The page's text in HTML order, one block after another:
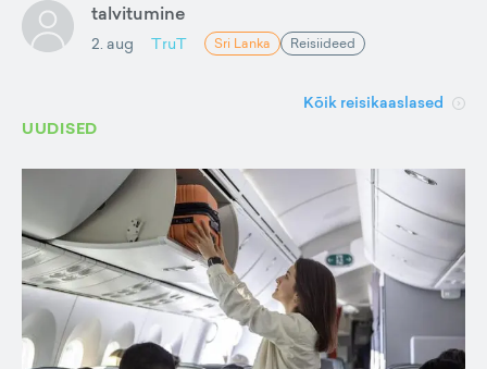
talvitumine
2. aug TruT Sri Lanka Reisiideed
Kõik reisikaaslased
UUDISED